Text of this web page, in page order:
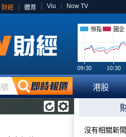
財經 體育 Viu Now TV
恒指 國企
港股
沒有相關新聞